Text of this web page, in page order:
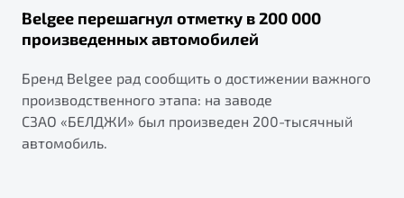
Belgee перешагнул отметку в 200 000
произведенных автомобилей
Бренд Belgee рад сообщить о достижении важного
производственного этапа: на заводе
СЗАО «БЕЛДЖИ» был произведен 200-тысячный
автомобиль.